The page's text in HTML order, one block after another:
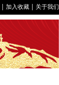
| 加入收藏 | 关于我们